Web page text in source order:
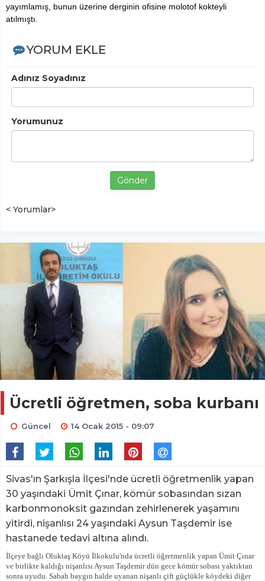
yayımlamış, bunun üzerine derginin ofisine molotof kokteyli
atılmıştı.
YORUM EKLE
Adınız Soyadınız
Yorumunuz
Gönder
< Yorumlar>
Ücretli öğretmen, soba kurbanı
Güncel 14 Ocak 2015 - 09:07
Sivas'ın Şarkışla İlçesi'nde ücretli öğretmenlik yapan
30 yaşındaki Ümit Çınar, kömür sobasından sızan
karbonmonoksit gazından zehirlenerek yaşamını
yitirdi, nişanlısı 24 yaşındaki Aysun Taşdemir ise
hastanede tedavi altına alındı.
İlçeye bağlı Oluktaş Köyü İlkokulu'nda ücretli öğretmenlik yapan Ümit Çınar
ve birlikte kaldığı nişanlısı Aysun Taşdemir dün gece kömür sobası yaktıktan
sonra uyudu. Sabah baygın halde uyanan nişanlı çift güçlükle köydeki diğer